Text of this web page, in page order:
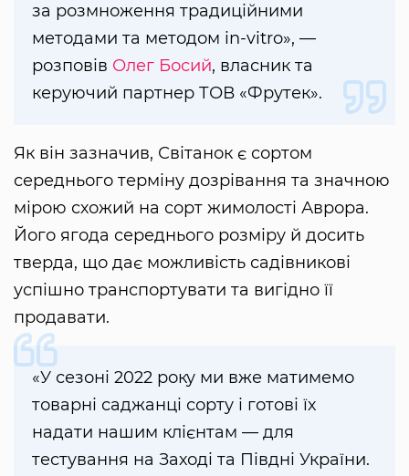
за розмноження традиційними
методами та методом in-vitro», —
розповів Олег Босий, власник та
керуючий партнер ТОВ «Фрутек».
Як він зазначив, Світанок є сортом
середнього терміну дозрівання та значною
мірою схожий на сорт жимолості Аврора.
Його ягода середнього розміру й досить
тверда, що дає можливість садівникові
успішно транспортувати та вигідно її
продавати.
«У сезоні 2022 року ми вже матимемо
товарні саджанці сорту і готові їх
надати нашим клієнтам — для
тестування на Заході та Півдні України.